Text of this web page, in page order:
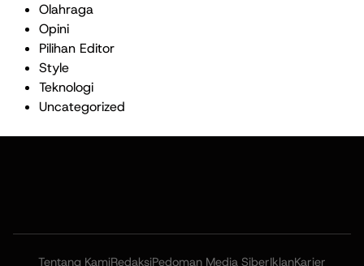
Olahraga
Opini
Pilihan Editor
Style
Teknologi
Uncategorized
Tentang KamiRedaksiPedoman Media SiberIklanKarier